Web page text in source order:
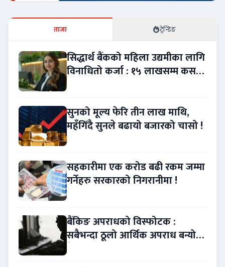
ताजा ट्रेन्डिङ
सिद्धार्थ बैंकको महिला उद्यमीका लागि
विनाधितो कर्जा : १५ लाखसम्म कसरी
सुनको मूल्य फेरि तीन लाख माथि,
महँगिँदै सुनले बढायो बजारको चासो !
सहकारीमा एक करोड बढी रकम जम्मा
गर्नेहरु सरकारको निगरानीमा !
बैंकिङ अपराधको विस्फोटक :
सबैभन्दा ठूलो आर्थिक अपराध बन्यो